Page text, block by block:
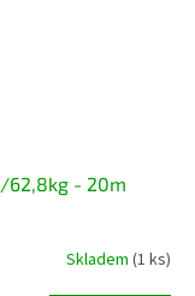
62,8kg - 20m
Skladem (1 ks)